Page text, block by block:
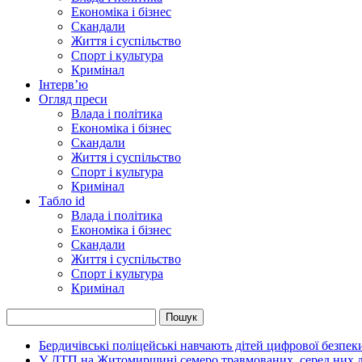
Економіка і бізнес
Скандали
Життя і суспільство
Спорт і культура
Кримінал
Інтерв’ю
Огляд преси
Влада і політика
Економіка і бізнес
Скандали
Життя і суспільство
Спорт і культура
Кримінал
Табло id
Влада і політика
Економіка і бізнес
Скандали
Життя і суспільство
Спорт і культура
Кримінал
Бердичівські поліцейські навчають дітей цифрової